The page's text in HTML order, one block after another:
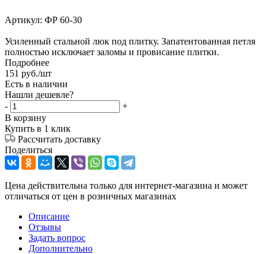
Артикул: ФР 60-30
Усиленный стальной люк под плитку. Запатентованная петля
полностью иcключает заломы и провисание плитки.
Подробнее
151 руб./шт
Есть в наличии
Нашли дешевле?
-
+
В корзину
Купить в 1 клик
Рассчитать доставку
Поделиться
Цена действительна только для интернет-магазина и может
отличаться от цен в розничных магазинах
Описание
Отзывы
Задать вопрос
Дополнительно